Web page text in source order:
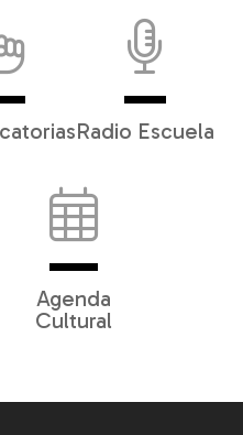
Radio Escuela
Agenda
Cultural